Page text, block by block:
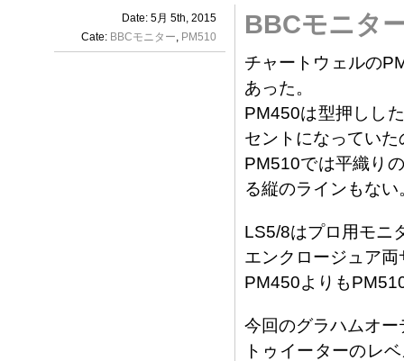
Date: 5月 5th, 2015
Cate: BBCモニター, PM510 BBCモニタ
チャートウェルの
あった。
PM450は型押しし
セントになっていた
PM510では平織り
る縦のラインもない
LS5/8はプロ用モニ
エンクロージュア
PM450よりも
今回のグラハムオ
トゥイーターのレ